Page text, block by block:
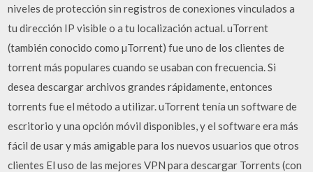
niveles de protección sin registros de conexiones vinculados a
tu dirección IP visible o a tu localización actual. uTorrent
(también conocido como µTorrent) fue uno de los clientes de
torrent más populares cuando se usaban con frecuencia. Si
desea descargar archivos grandes rápidamente, entonces
torrents fue el método a utilizar. uTorrent tenía un software de
escritorio y una opción móvil disponibles, y el software era más
fácil de usar y más amigable para los nuevos usuarios que otros
clientes El uso de las mejores VPN para descargar Torrents (con